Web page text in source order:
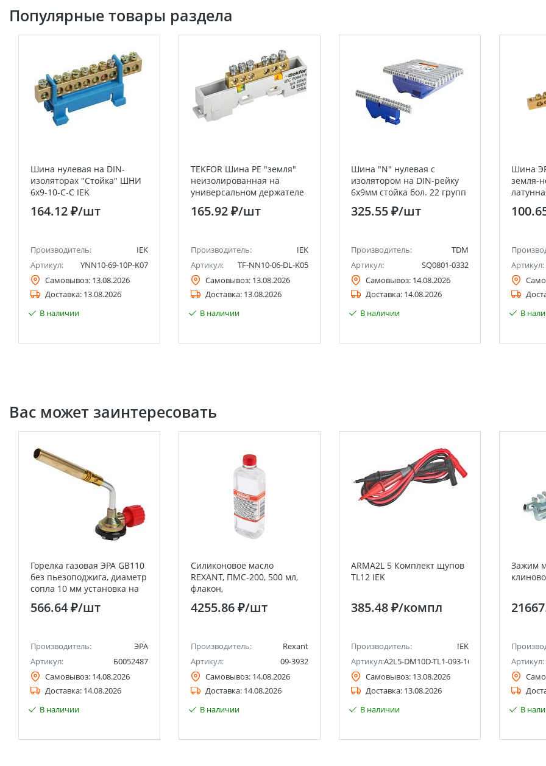
Популярные товары раздела
Шина нулевая на DIN-
изоляторах "Стойка" ШНИ
6х9-10-С-С IEK
164.12 ₽/шт
Производитель:
IEK
Артикул:
YNN10-69-10P-K07
Самовывоз: 13.08.2026
Доставка: 13.08.2026
В наличии
TEKFOR Шина PE "земля"
неизолированная на
универсальном держателе
6х9-6-Ж IEK
165.92 ₽/шт
Производитель:
IEK
Артикул:
TF-NN10-06-DL-K05
Самовывоз: 13.08.2026
Доставка: 13.08.2026
В наличии
Шина "N" нулевая с
изолятором на DIN-рейку
6x9мм стойка бол. 22 групп
никелированная TDM
325.55 ₽/шт
Производитель:
TDM
Артикул:
SQ0801-0332
Самовывоз: 14.08.2026
Доставка: 14.08.2026
В наличии
Шина
земля-
Артикул:
В
Вас может заинтересовать
Горелка газовая ЭРА GB110
без пьезоподжига, диаметр
сопла 10 мм установка на
566.64 ₽/шт
Производитель:
ЭРА
Артикул:
Б0052487
Самовывоз: 14.08.2026
Доставка: 14.08.2026
В наличии
Силиконовое масло
REXANT, ПМС-200, 500 мл,
флакон,
(Полиметилсилоксан)
4255.86 ₽/шт
Производитель:
Rexant
Артикул:
09-3932
Самовывоз: 14.08.2026
Доставка: 14.08.2026
В наличии
ARMA2L 5 Комплект щупов
TL12 IEK
385.48 ₽/компл
Производитель:
IEK
Артикул:A2L5-DM10D-TL1-093-16
Самовывоз: 13.08.2026
Доставка: 13.08.2026
В наличии
Зажим
Артикул:
В